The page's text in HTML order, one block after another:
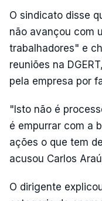
O sindicato disse
não avançou com
trabalhadores" e
reuniões na
pela empresa por
"Isto não é
é empurrar com a
ações o que tem
acusou Carlos
O dirigente